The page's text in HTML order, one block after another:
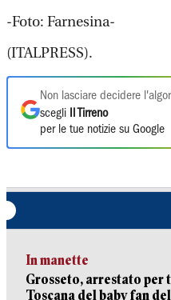
-Foto: Farnesina-
(ITALPRESS).
Non lasciare decidere
scegli
Il Tirreno
per le tue notizie su Google
In manette
Grosseto, arrestato per
Toscana del baby fan